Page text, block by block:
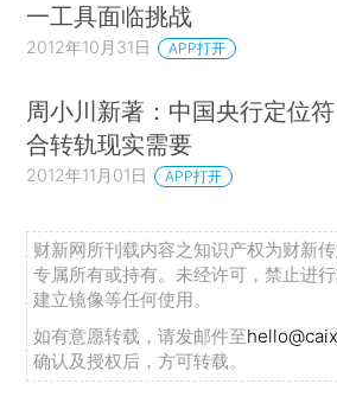
一工具面临挑战
2012年10月31日 APP打开
周小川新著：中国央行定位符
合转轨现实需要
2012年11月01日 APP打开
财新网所刊载内容之知识产权为财新
专属所有或持有。未经许可，禁止进
建立镜像等任何使用。
如有意愿转载，请发邮件至
确认及授权后，方可转载。